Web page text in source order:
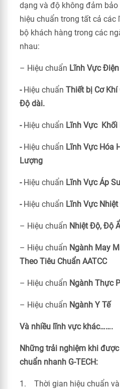
dạng và độ không đảm bảo
hiệu chuẩn trong tất cả
bộ khách hàng trong các
nhau:
– Hiệu chuẩn Lĩnh Vực
- Hiệu chuẩn Thiết bị Cơ
Độ dài.
- Hiệu chuẩn Lĩnh Vực Khối
- Hiệu chuẩn Lĩnh Vực Hóa
Lượng
- Hiệu chuẩn Lĩnh Vực Áp
-Hiệu chuẩn Lĩnh Vực
– Hiệu chuẩn Nhiệt Độ, Độ
– Hiệu chuẩn Ngành May
Theo Tiêu Chuẩn AATCC
– Hiệu chuẩn Ngành Thực
– Hiệu chuẩn Ngành Y Tế
Và nhiều lĩnh vực khác…….
Những trải nghiệm khi
chuẩn nhanh G-TECH:
1. Thời gian hiệu chuẩn và